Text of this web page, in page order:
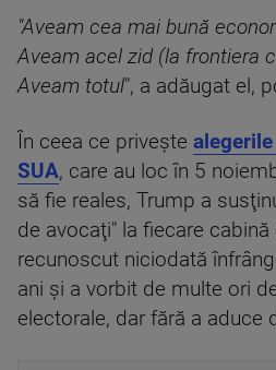
"Aveam cea mai bună
Aveam acel zid (la frontiera
Aveam totul", a adăugat el,
În ceea ce priveşte
SUA, care au loc în 5
să fie reales, Trump a
de avocaţi" la fiecare cabină
recunoscut niciodată
ani şi a vorbit de multe ori
electorale, dar fără a aduce